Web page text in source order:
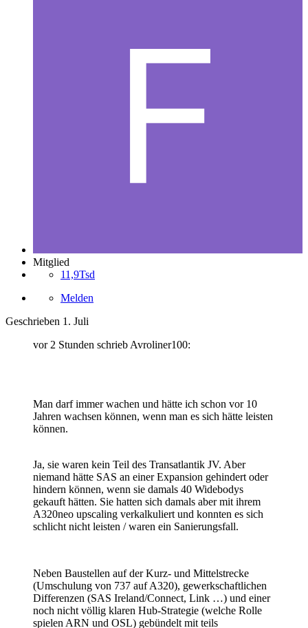
Mitglied
11,9Tsd
Melden
Geschrieben 1. Juli
vor 2 Stunden schrieb Avroliner100:
Man darf immer wachen und hätte ich schon vor 10
Jahren wachsen können, wenn man es sich hätte leisten
können.
Ja, sie waren kein Teil des Transatlantik JV. Aber
niemand hätte SAS an einer Expansion gehindert oder
hindern können, wenn sie damals 40 Widebodys
gekauft hätten. Sie hatten sich damals aber mit ihrem
A320neo upscaling verkalkuliert und konnten es sich
schlicht nicht leisten / waren ein Sanierungsfall.
Neben Baustellen auf der Kurz- und Mittelstrecke
(Umschulung von 737 auf A320), gewerkschaftlichen
Differenzen (SAS Ireland/Connect, Link …) und einer
noch nicht völlig klaren Hub-Strategie (welche Rolle
spielen ARN und OSL) gebündelt mit teils